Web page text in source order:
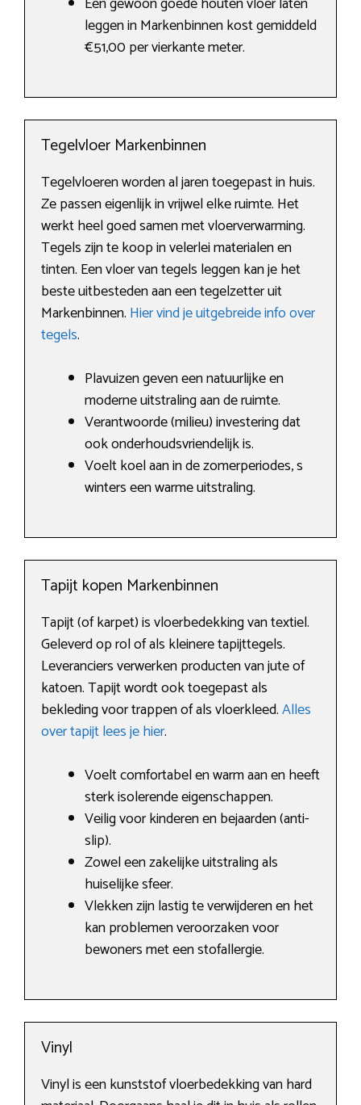
leggen in Markenbinnen kost gemiddeld
€51,00 per vierkante meter.
Tegelvloer Markenbinnen
Tegelvloeren worden al jaren toegepast in huis.
Ze passen eigenlijk in vrijwel elke ruimte. Het
werkt heel goed samen met vloerverwarming.
Tegels zijn te koop in velerlei materialen en
tinten. Een vloer van tegels leggen kan je het
beste uitbesteden aan een tegelzetter uit
Markenbinnen. Hier vind je uitgebreide info over
tegels.
Plavuizen geven een natuurlijke en
moderne uitstraling aan de ruimte.
Verantwoorde (milieu) investering dat
ook onderhoudsvriendelijk is.
Voelt koel aan in de zomerperiodes, s
winters een warme uitstraling.
Tapijt kopen Markenbinnen
Tapijt (of karpet) is vloerbedekking van textiel.
Geleverd op rol of als kleinere tapijttegels.
Leveranciers verwerken producten van jute of
katoen. Tapijt wordt ook toegepast als
bekleding voor trappen of als vloerkleed.Alles
over tapijt lees je hier.
Voelt comfortabel en warm aan en heeft
sterk isolerende eigenschappen.
Veilig voor kinderen en bejaarden (anti-
slip).
Zowel een zakelijke uitstraling als
huiselijke sfeer.
Vlekken zijn lastig te verwijderen en het
kan problemen veroorzaken voor
bewoners met een stofallergie.
Vinyl
Vinyl is een kunststof vloerbedekking van hard